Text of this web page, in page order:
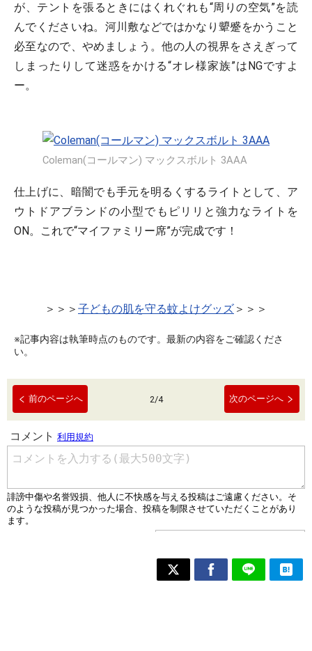
が、テントを張るときにはくれぐれも“周りの空気”を読
んでくださいね。河川敷などではかなり顰蹙をかうこと
必至なので、やめましょう。他の人の視界をさえぎって
しまったりして迷惑をかける“オレ様家族”はNGですよ
ー。
Coleman(コールマン) マックスボルト 3AAA
仕上げに、暗闇でも手元を明るくするライトとして、ア
ウトドアブランドの小型でもピリリと強力なライトを
ON。これで“マイファミリー席”が完成です！
＞＞＞ 子どもの肌を守る蚊よけグッズ ＞＞＞
※記事内容は執筆時点のものです。最新の内容をご確認くださ
い。
前のページへ 2/4 次のページへ